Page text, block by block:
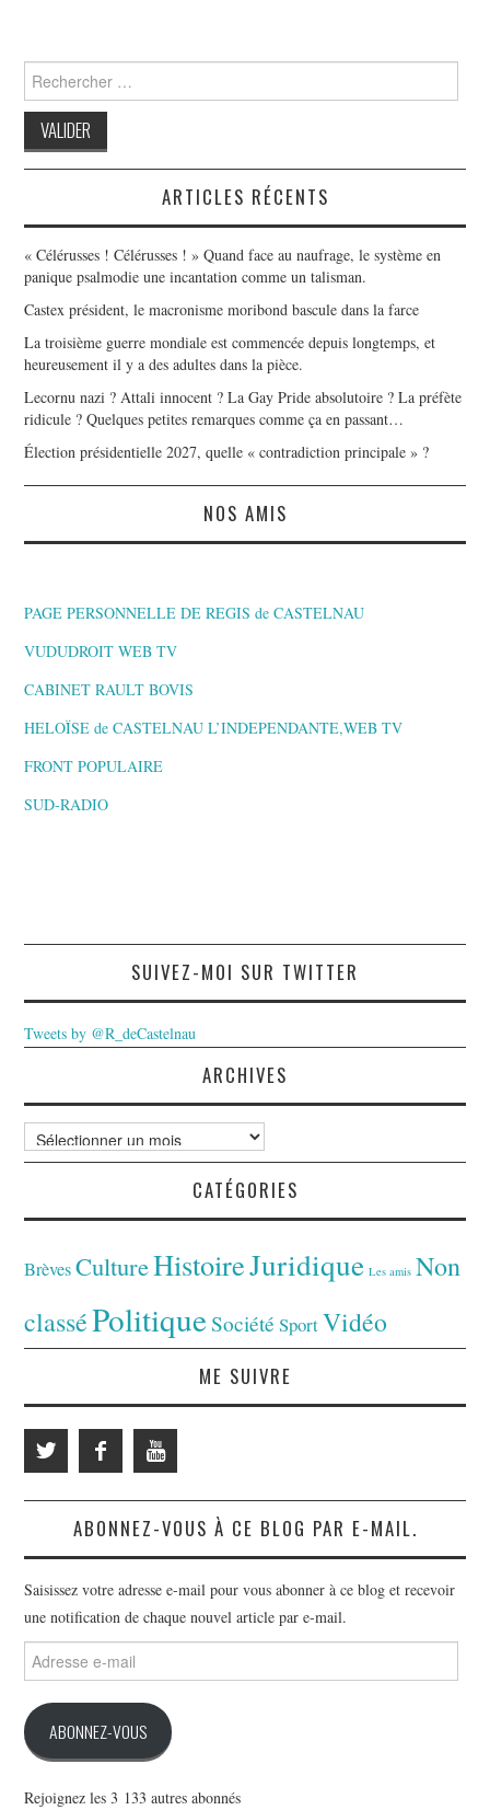
Search
for:
ARTICLES RÉCENTS
« Célérusses ! Célérusses ! » Quand face au naufrage, le système en
panique psalmodie une incantation comme un talisman.
Castex président, le macronisme moribond bascule dans la farce
La troisième guerre mondiale est commencée depuis longtemps, et
heureusement il y a des adultes dans la pièce.
Lecornu nazi ? Attali innocent ? La Gay Pride absolutoire ? La préfète
ridicule ? Quelques petites remarques comme ça en passant…
Élection présidentielle 2027, quelle « contradiction principale » ?
NOS AMIS
PAGE PERSONNELLE DE REGIS de CASTELNAU
VUDUDROIT WEB TV
CABINET RAULT BOVIS
HELOÏSE de CASTELNAU L’INDEPENDANTE,WEB TV
FRONT POPULAIRE
SUD-RADIO
SUIVEZ-MOI SUR TWITTER
Tweets by @R_deCastelnau
ARCHIVES
Archives
CATÉGORIES
Brèves CultureHistoireJuridique Les amis Non
classéPolitiqueSociété SportVidéo
ME SUIVRE
ABONNEZ-VOUS À CE BLOG PAR E-MAIL.
Saisissez votre adresse e-mail pour vous abonner à ce blog et recevoir
une notification de chaque nouvel article par e-mail.
Adresse
e-
ABONNEZ-VOUS
Rejoignez les 3 133 autres abonnés